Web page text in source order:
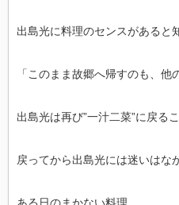
出島光に料理のセンスがあると
「このまま故郷へ帰すのも、他
出島光は再び”一汁二菜”に戻る
戻ってから出島光には迷いはな
ある日のまかない料理。